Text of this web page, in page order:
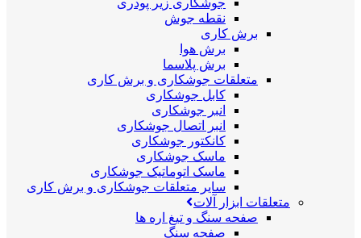
جوشکاری زیر پودری
نقطه جوش
برش کاری
برش هوا
برش پلاسما
متعلقات جوشکاری و برش کاری
کابل جوشکاری
انبر جوشکاری
انبر اتصال جوشکاری
کانکتور جوشکاری
ماسک جوشکاری
ماسک اتوماتیک جوشکاری
سایر متعلقات جوشکاری و برش کاری
متعلقات ابزار آلات
صفحه سنگ و تیغ اره ها
صفحه سنگ